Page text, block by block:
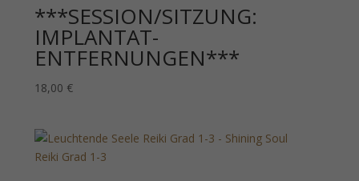
***SESSION/SITZUNG:
IMPLANTAT-
ENTFERNUNGEN***
18,00 €